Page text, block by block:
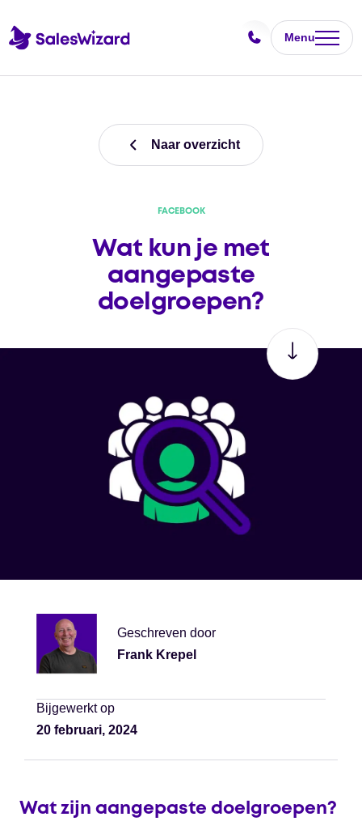
Menu
Naar overzicht
FACEBOOK
Wat kun je met
aangepaste
doelgroepen?
Geschreven door
Frank Krepel
Bijgewerkt op
20 februari, 2024
Wat zijn aangepaste doelgroepen?